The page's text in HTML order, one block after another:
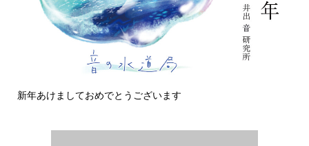
新年あけましておめでとうございます